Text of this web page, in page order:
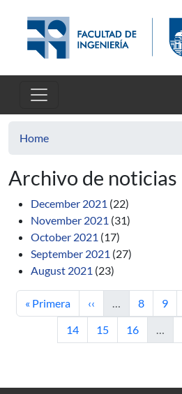
Home
Archivo de noticias
December 2021 (22)
November 2021 (31)
October 2021 (17)
September 2021 (27)
August 2021 (23)
First page
« Primera Previous page
‹‹ … Page
8 Page
9
Page
14 Page
15 Page
16 …